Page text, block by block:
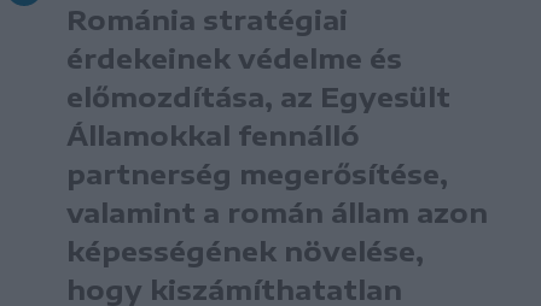
Románia stratégiai
érdekeinek védelme és
előmozdítása, az Egyesült
Államokkal fennálló
partnerség megerősítése,
valamint a román állam azon
képességének növelése,
hogy kiszámíthatatlan